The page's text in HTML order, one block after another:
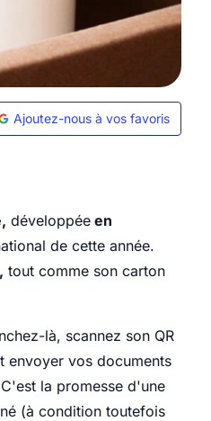
Ajoutez-nous à vos favoris
développée en
de cette année.
tout comme son carton
là, scannez son QR
envoyer vos documents
C'est la promesse d'une
(à condition toutefois